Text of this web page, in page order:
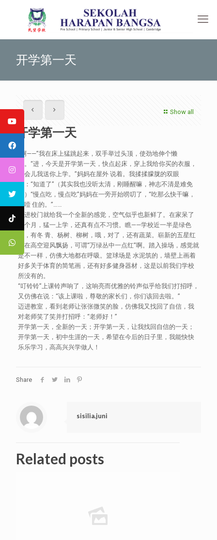
开学第一天
Show all
开学第一天
“啊——”我在床上猛跳起来，双手举过头顶，使劲地伸个懒
腰。“进，今天是开学第一天，快点起床，穿上我给你买的衣服，
一会儿我送你上学。”妈妈在屋外 说着。我揉揉朦胧的双眼
说：“知道了”（其实我也没听太清，刚睡醒嘛，神志不清是难免
的）“慢点吃，慢点吃”妈妈在一旁开始唠叨了，“吃那么快干嘛，
会噎 住的。”……
一进校门就给我一个全新的感觉，空气似乎也新鲜了。在家呆了
两个月，猛一上学，还真有点不习惯。瞧——学校近一半是绿色
的，有冬 青、杨树、柳树，哦，对了，还有蔬菜。崭新的五星红
旗在高空迎风飘扬，可谓“万绿丛中一点红”啊。踏入操场，感觉就
是不一样，仿佛大地都在呼吸。篮球场是 水泥筑的，墙壁上画着
好多关于体育的简笔画，还有好多健身器材，这是以前我们学校
所没有的。
“叮铃铃”上课铃声响了，这响亮而优雅的铃声似乎给我们打招呼，
又仿佛在说：“该上课啦，尊敬的家长们，你们该回去啦。”
迈进教室，看到老师让张张微笑的脸，仿佛我又找回了自信，我
对老师笑了笑并打招呼：“老师好！”
开学第一天，全新的一天；开学第一天，让我找回自信的一天；
开学第一天，初中生涯的一天，希望在今后的日子里，我能快快
乐乐学习，高高兴兴学做人！
Share
sisilia.juni
Related posts